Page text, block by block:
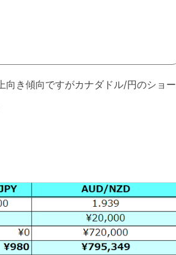
向き傾向ですがカナダドル/円のショー